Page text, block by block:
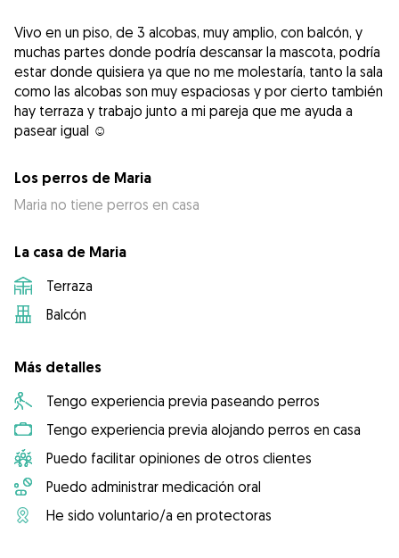
Vivo en un piso, de 3 alcobas, muy amplio, con balcón, y
muchas partes donde podría descansar la mascota, podría
estar donde quisiera ya que no me molestaría, tanto la sala
como las alcobas son muy espaciosas y por cierto también
hay terraza y trabajo junto a mi pareja que me ayuda a
pasear igual ☺️
Los perros de Maria
Maria no tiene perros en casa
La casa de Maria
Terraza
Balcón
Más detalles
Tengo experiencia previa paseando perros
Tengo experiencia previa alojando perros en casa
Puedo facilitar opiniones de otros clientes
Puedo administrar medicación oral
He sido voluntario/a en protectoras